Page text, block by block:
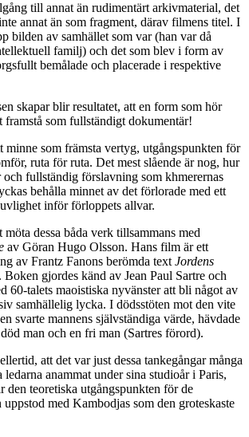
till annat än rudimentärt arkivmaterial, det
annat än som fragment, därav filmens titel. I
bilden av samhället som var (han var då
familj) och det som blev i form av
bemålade och placerade i respektive
skapar blir resultatet, att en form som hör
framstå som fullständigt dokumentär!
minne som främsta vertyg, utgångspunkten för
ruta för ruta. Det mest slående är nog, hur
och fullständig förslavning som khmerernas
behålla minnet av det förlorade med ett
inför förloppets allvar.
möta dessa båda verk tillsammans med
av Göran Hugo Olsson. Hans film är ett
av Frantz Fanons berömda textJordens
Boken gjordes känd av Jean Paul Sartre och
60-talets maoistiska nyvänster att bli något av
samhällelig lycka. I dödsstöten mot den vite
svarte mannens självständiga värde, hävdade
man och en fri man (Sartres förord).
att det var just dessa tankegångar många
ledarna anammat under sina studioår i Paris,
teoretiska utgångspunkten för de
uppstod med Kambodjas som den groteskaste